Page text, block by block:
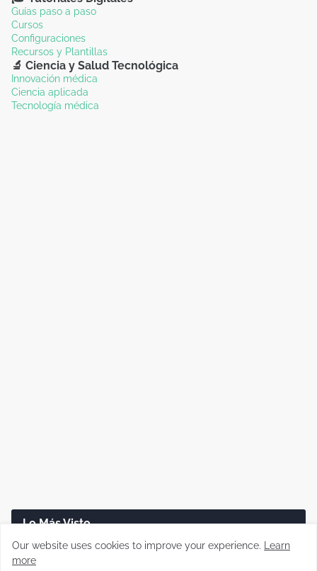
Guías paso a paso
Cursos
Configuraciones
Recursos y Plantillas
🔬 Ciencia y Salud Tecnológica
Innovación médica
Ciencia aplicada
Tecnología médica
Lo Más Visto
Disco duro dañado: cómo recuperar tus
Our website uses cookies to improve your experience.
Learn
more